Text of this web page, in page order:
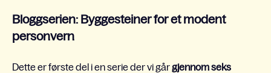
Bloggserien: Byggesteiner for et modent
personvern
Dette er første del i en serie der vi gårgjennom seks